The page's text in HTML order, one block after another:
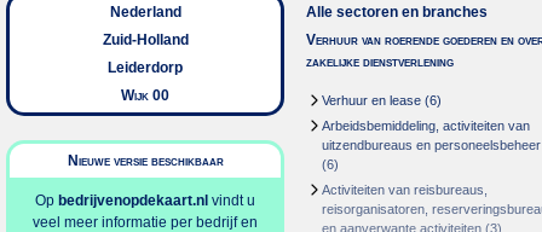
Nederland
Zuid-Holland
Leiderdorp
Wijk 00
Nieuwe versie beschikbaar
Op bedrijvenopdekaart.nl vindt u
veel meer informatie per bedrijf en
Alle sectoren en branches
Verhuur van roerende goederen en
zakelijke dienstverlening
Verhuur en lease (6)
Arbeidsbemiddeling, activiteiten van
uitzendbureaus en personeelsbeheer
(6)
Activiteiten van reisbureaus,
reisorganisatoren,
en aanverwante activiteiten (3)